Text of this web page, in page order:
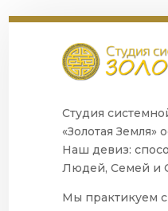
Студия
«Золотая Земля»
Наш девиз:
Людей, Семей и
Мы практикуем